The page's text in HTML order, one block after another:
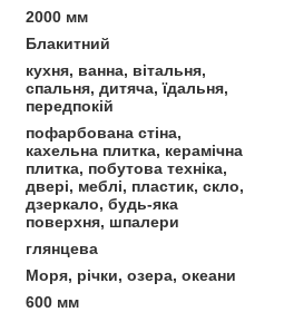
2000 мм
Блакитний
кухня, ванна, вітальня,
спальня, дитяча, їдальня,
передпокій
пофарбована стіна,
кахельна плитка, керамічна
плитка, побутова техніка,
двері, меблі, пластик, скло,
дзеркало, будь-яка
поверхня, шпалери
глянцева
Моря, річки, озера, океани
600 мм